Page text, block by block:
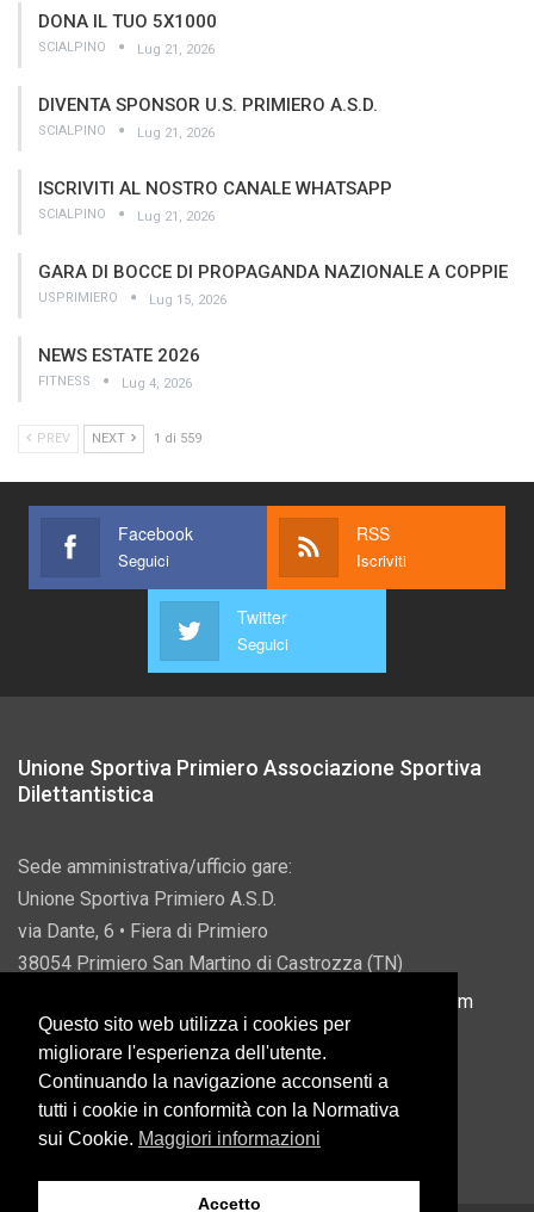
DONA IL TUO 5X1000
SCIALPINO Lug 21, 2026
DIVENTA SPONSOR U.S. PRIMIERO A.S.D.
SCIALPINO Lug 21, 2026
ISCRIVITI AL NOSTRO CANALE WHATSAPP
SCIALPINO Lug 21, 2026
GARA DI BOCCE DI PROPAGANDA NAZIONALE A COPPIE
USPRIMIERO Lug 15, 2026
NEWS ESTATE 2026
FITNESS Lug 4, 2026
PREV NEXT 1 di 559
Facebook
Seguici
RSS
Iscriviti
Twitter
Seguici
Unione Sportiva Primiero Associazione Sportiva
Dilettantistica
Sede amministrativa/ufficio gare:
Unione Sportiva Primiero A.S.D.
via Dante, 6 • Fiera di Primiero
38054 Primiero San Martino di Castrozza (TN)
info@usprimiero.com
Vantaggi da Pubblica Amministrazione
Questo sito web utilizza i cookies per
migliorare l'esperienza dell'utente.
Continuando la navigazione acconsenti a
tutti i cookie in conformità con la Normativa
sui Cookie. Maggiori informazioni
Accetto